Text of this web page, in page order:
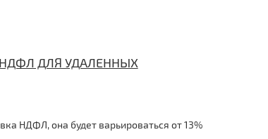
ДЛЯ УДАЛЕННЫХ
НДФЛ, она будет варьироваться от 13%